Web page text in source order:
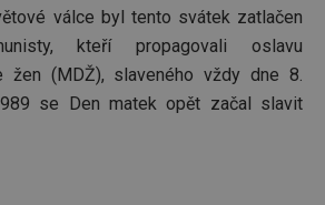
válce byl tento svátek zatlačen
kteří propagovali oslavu
žen (MDŽ), slaveného vždy dne 8.
se Den matek opět začal slavit